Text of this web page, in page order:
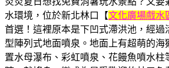
水環境，位於新北林口【文化廣場戲水
首選！這裡原本是下凹式滯洪池，經過
型陣列式地面噴泉。地面上有超萌的海
置水母瀑布、彩虹噴泉、花饅魚噴水柱